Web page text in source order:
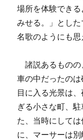
場所を体験でき
みせる。」とし
名歌のようにも思
諸説あるものの
車の中だったの
目に入る光景は
ぎる小さな町、
た、当時にして
に、マーサーは